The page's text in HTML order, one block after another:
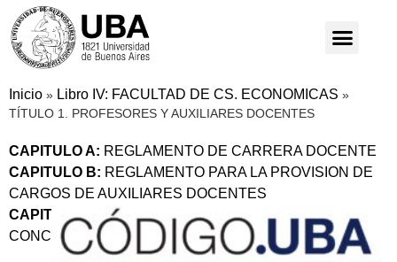
Inicio » Libro IV: FACULTAD DE CS. ECONOMICAS »
TÍTULO 1. PROFESORES Y AUXILIARES DOCENTES
CAPITULO A: REGLAMENTO DE CARRERA DOCENTE
CAPITULO B: REGLAMENTO PARA LA PROVISION DE
CARGOS DE AUXILIARES DOCENTES
CAPITULO C:
REGLAMENTO INTERNO DE
CONCURSOS DE PROFESORES REGULARES